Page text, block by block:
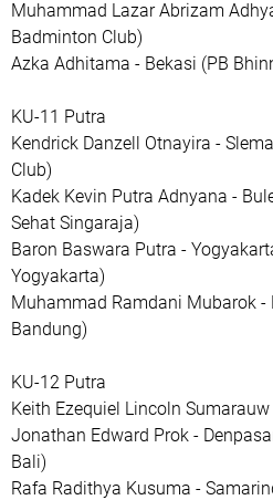
Muhammad Lazar Abrizam
Badminton Club)
Azka Adhitama - Bekasi (PB
KU-11 Putra
Kendrick Danzell Otnayira -
Club)
Kadek Kevin Putra Adnyana -
Sehat Singaraja)
Baron Baswara Putra -
Yogyakarta)
Muhammad Ramdani Mubarok -
Bandung)
KU-12 Putra
Keith Ezequiel Lincoln
Jonathan Edward Prok -
Bali)
Rafa Radithya Kusuma -